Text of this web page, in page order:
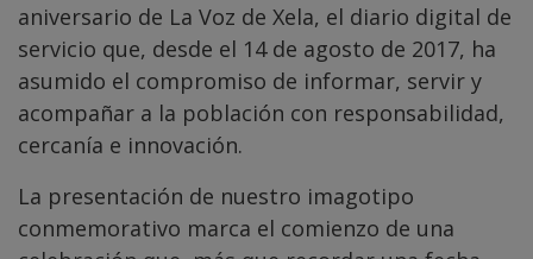
aniversario de La Voz de Xela, el diario digital de
servicio que, desde el 14 de agosto de 2017, ha
asumido el compromiso de informar, servir y
acompañar a la población con responsabilidad,
cercanía e innovación.
La presentación de nuestro imagotipo
conmemorativo marca el comienzo de una